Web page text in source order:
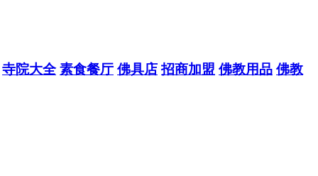
寺院大全 素食餐厅 佛具店 招商加盟 佛教用品 佛教